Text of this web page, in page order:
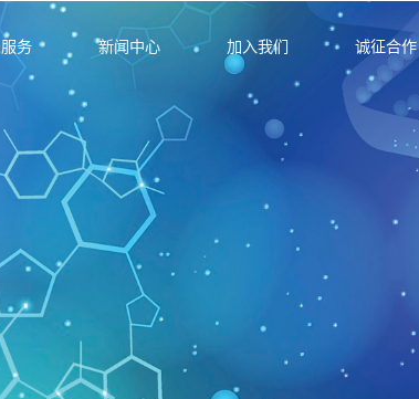
务 新闻中心 加入我们 诚征合作